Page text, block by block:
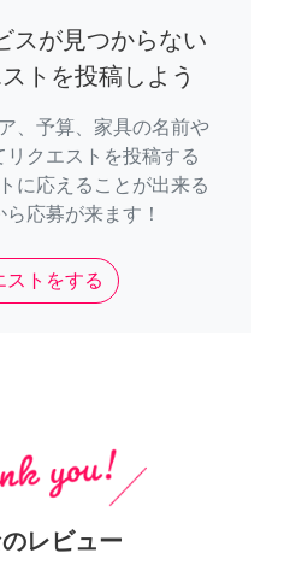
スが見つからない
トを投稿しよう
、予算、家具の名前や
クエストを投稿する
に応えることが出来る
応募が来ます！
ストをする
レビュー